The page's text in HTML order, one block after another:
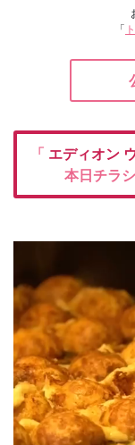
「
「 エディオン
本日チラ